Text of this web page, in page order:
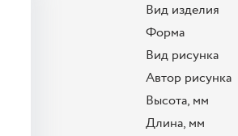
Вид изделия
Форма
Вид рисунка
Автор рисунка
Высота, мм
Длина, мм